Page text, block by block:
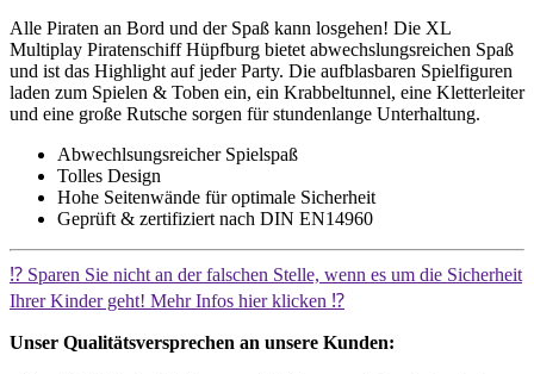
Alle Piraten an Bord und der Spaß kann losgehen! Die XL
Multiplay Piratenschiff Hüpfburg bietet abwechslungsreichen Spaß
und ist das Highlight auf jeder Party. Die aufblasbaren Spielfiguren
laden zum Spielen & Toben ein, ein Krabbeltunnel, eine Kletterleiter
und eine große Rutsche sorgen für stundenlange Unterhaltung.
Abwechlsungsreicher Spielspaß
Tolles Design
Hohe Seitenwände für optimale Sicherheit
Geprüft & zertifiziert nach DIN EN14960
⁉️ Sparen Sie nicht an der falschen Stelle, wenn es um die Sicherheit
Ihrer Kinder geht! Mehr Infos hier klicken ⁉️
Unser Qualitätsversprechen an unsere Kunden: